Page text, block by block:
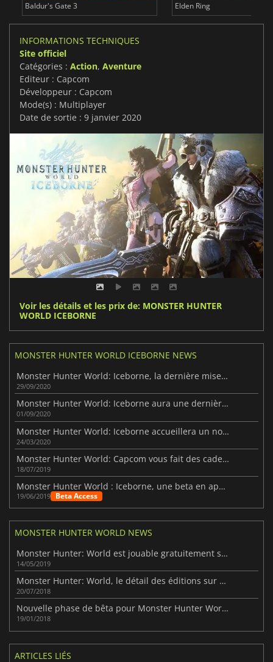
Baldur's Gate 3 Elden Ring
INFORMATIONS TECHNIQUES
Site officiel
Catégories : Action, Aventure
Editeur : Capcom
Développeur : Capcom
Mode(s) : Multiplayer
Date de sortie : 9 janvier 2020
Voir les détails et les prix de: MONSTER HUNTER
WORLD ICEBORNE
MONSTER HUNTER WORLD ICEBORNE NEWS
Monster Hunter World: Iceborne, la dernière mise à jour arrive demain
29/09/2020
Monster Hunter World: Iceborne aura une dernière mise à jour ce mois-ci
01/09/2020
Monster Hunter World: Iceborne accueillera un nouveau monstre en mai
24/03/2020
Monster Hunter World: Capcom vous fait des cadeaux pour fêter ses très bonnes ventes
18/07/2019
Monster Hunter World : Iceborne, une beta en approche sur PS4
19/06/2019 Beta Access
MONSTER HUNTER WORLD NEWS
Monster Hunter: World est jouable gratuitement sur PS4
14/05/2019
Monster Hunter: World, le détail des éditions sur PC.
20/07/2018
Nouvelle phase de bêta pour Monster Hunter World.
19/01/2018
ARTICLES LIÉS